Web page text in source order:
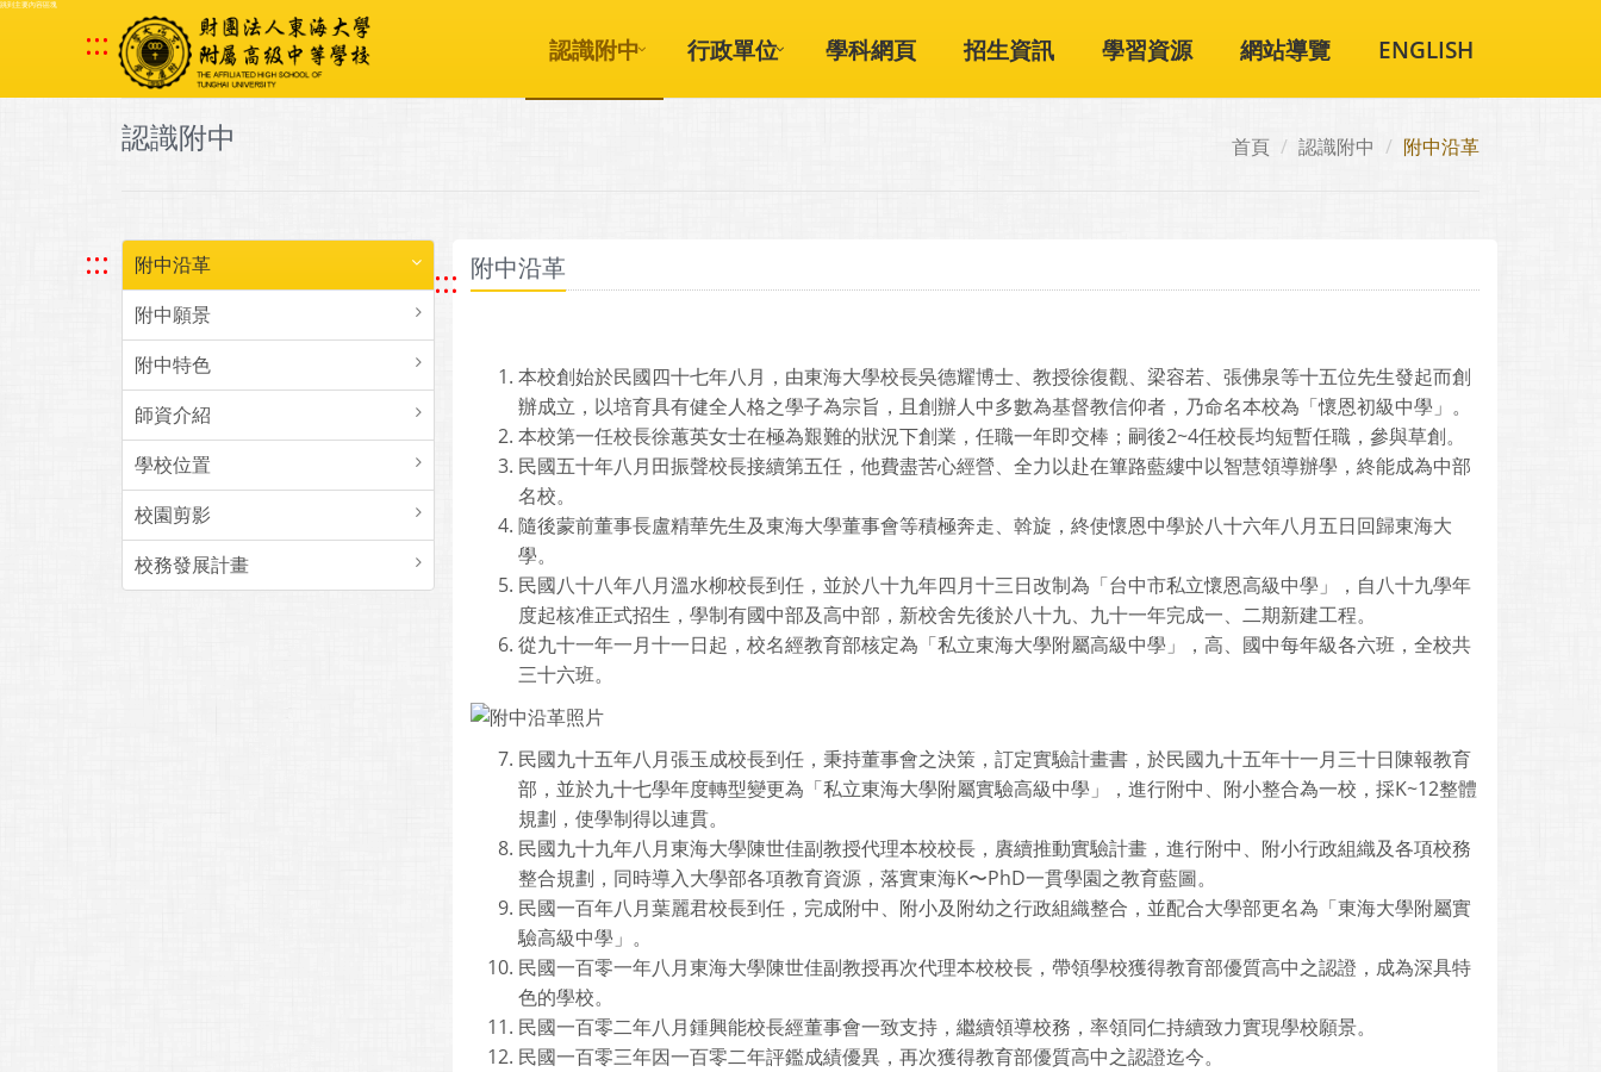
跳到主要內容區塊
::: 認識附中 行政單位 學科網頁 招生資訊 學習資源 網站導覽 ENGLISH
認識附中 首頁 認識附中 附中沿革
:::
附中沿革
附中願景
附中特色
師資介紹
學校位置
校園剪影
校務發展計畫
::: 附中沿革
本校創始於民國四十七年八月，由東海大學校長吳德耀博士、教授徐復觀、梁容若、張佛泉等十五位先生發起而創
辦成立，以培育具有健全人格之學子為宗旨，且創辦人中多數為基督教信仰者，乃命名本校為「懷恩初級中學」。
本校第一任校長徐蕙英女士在極為艱難的狀況下創業，任職一年即交棒；嗣後2~4任校長均短暫任職，參與草創。
民國五十年八月田振聲校長接續第五任，他費盡苦心經營、全力以赴在篳路藍縷中以智慧領導辦學，終能成為中部
名校。
隨後蒙前董事長盧精華先生及東海大學董事會等積極奔走、斡旋，終使懷恩中學於八十六年八月五日回歸東海大
學。
民國八十八年八月溫水柳校長到任，並於八十九年四月十三日改制為「台中市私立懷恩高級中學」，自八十九學年
度起核准正式招生，學制有國中部及高中部，新校舍先後於八十九、九十一年完成一、二期新建工程。
從九十一年一月十一日起，校名經教育部核定為「私立東海大學附屬高級中學」，高、國中每年級各六班，全校共
三十六班。
民國九十五年八月張玉成校長到任，秉持董事會之決策，訂定實驗計畫書，於民國九十五年十一月三十日陳報教育
部，並於九十七學年度轉型變更為「私立東海大學附屬實驗高級中學」，進行附中、附小整合為一校，採K~12整體
規劃，使學制得以連貫。
民國九十九年八月東海大學陳世佳副教授代理本校校長，賡續推動實驗計畫，進行附中、附小行政組織及各項校務
整合規劃，同時導入大學部各項教育資源，落實東海K〜PhD一貫學園之教育藍圖。
民國一百年八月葉麗君校長到任，完成附中、附小及附幼之行政組織整合，並配合大學部更名為「東海大學附屬實
驗高級中學」。
民國一百零一年八月東海大學陳世佳副教授再次代理本校校長，帶領學校獲得教育部優質高中之認證，成為深具特
色的學校。
民國一百零二年八月鍾興能校長經董事會一致支持，繼續領導校務，率領同仁持續致力實現學校願景。
民國一百零三年因一百零二年評鑑成績優異，再次獲得教育部優質高中之認證迄今。